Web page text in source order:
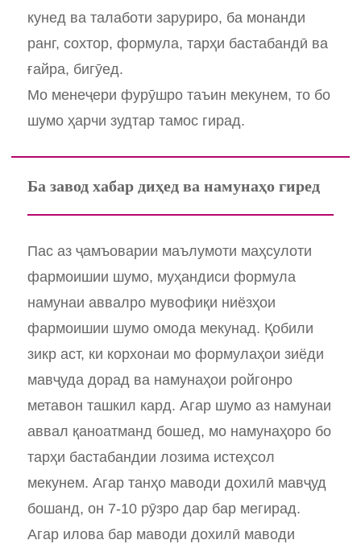
кунед ва талаботи заруриро, ба монанди
ранг, сохтор, формула, тарҳи бастабандӣ ва
ғайра, бигӯед.
Мо менеҷери фурӯшро таъин мекунем, то бо
шумо ҳарчи зудтар тамос гирад.
Ба завод хабар диҳед ва намунаҳо гиред
Пас аз ҷамъоварии маълумоти маҳсулоти
фармоишии шумо, муҳандиси формула
намунаи аввалро мувофиқи ниёзҳои
фармоишии шумо омода мекунад. Қобили
зикр аст, ки корхонаи мо формулаҳои зиёди
мавҷуда дорад ва намунаҳои ройгонро
метавон ташкил кард. Агар шумо аз намунаи
аввал қаноатманд бошед, мо намунаҳоро бо
тарҳи бастабандии лозима истеҳсол
мекунем. Агар танҳо маводи дохилӣ мавҷуд
бошанд, он 7-10 рӯзро дар бар мегирад.
Агар илова бар маводи дохилӣ маводи